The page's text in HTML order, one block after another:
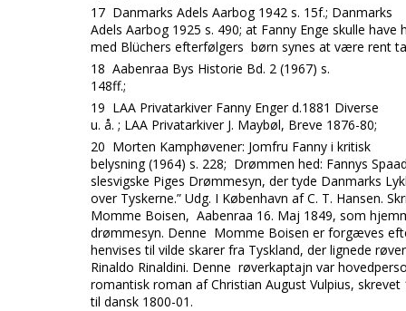
17 Danmarks Adels Aarbog 1942 s. 15f.; Danmarks
Adels Aarbog 1925 s. 490; at Fanny Enge skulle have
med Blüchers efterfølgers børn synes at være rent
18 Aabenraa Bys Historie Bd. 2 (1967) s.
148ff.;
19 LAA Privatarkiver Fanny Enger d.1881 Diverse
u. å. ; LAA Privatarkiver J. Maybøl, Breve 1876-80;
20 Morten Kamphøvener: Jomfru Fanny i kritisk
belysning (1964) s. 228; Drømmen hed: Fannys
slesvigske Piges Drømmesyn, der tyde Danmarks
over Tyskerne.” Udg. I København af C. T. Hansen.
Momme Boisen, Aabenraa 16. Maj 1849, som
drømmesyn. Denne Momme Boisen er forgæves
henvises til vilde skarer fra Tyskland, der lignede
Rinaldo Rinaldini. Denne røverkaptajn var
romantisk roman af Christian August Vulpius,
til dansk 1800-01.